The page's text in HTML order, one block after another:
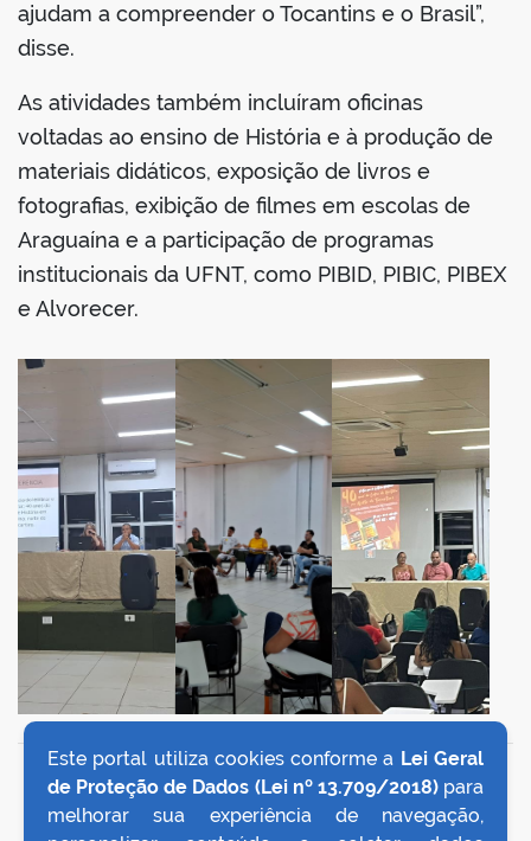
ajudam a compreender o Tocantins e o Brasil”,
disse.
As atividades também incluíram oficinas
voltadas ao ensino de História e à produção de
materiais didáticos, exposição de livros e
fotografias, exibição de filmes em escolas de
Araguaína e a participação de programas
institucionais da UFNT, como PIBID, PIBIC, PIBEX
e Alvorecer.
VOLTAR AO TOPO
Este portal utiliza cookies conforme a Lei Geral
de Proteção de Dados (Lei nº 13.709/2018)para
melhorar sua experiência de navegação,